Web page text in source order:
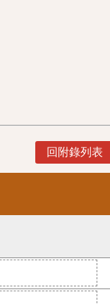
回附錄列表